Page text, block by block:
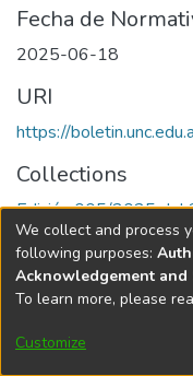
Fecha de
2025-06-18
URI
https://
Collections
Edición 005/2025 del
We collect and process
following purposes:
Acknowledgement and
To learn more, please
Customize